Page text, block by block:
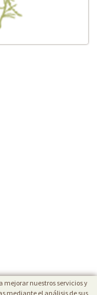
mejorar nuestros servicios y
mediante el análisis de sus